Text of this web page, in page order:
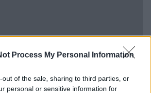
Process My Personal Information
out of the sale, sharing to third parties, or
personal or sensitive information for
vaizdo kameros įamžino ir